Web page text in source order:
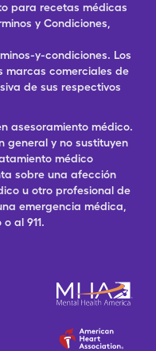
para recetas médicas
y Condiciones,
y-condiciones. Los
marcas comerciales de
de sus respectivos
asesoramiento médico.
general y no sustituyen
médico
sobre una afección
u otro profesional de
emergencia médica,
al 911.